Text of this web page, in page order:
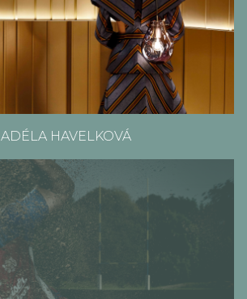
ADÉLA HAVELKOVÁ